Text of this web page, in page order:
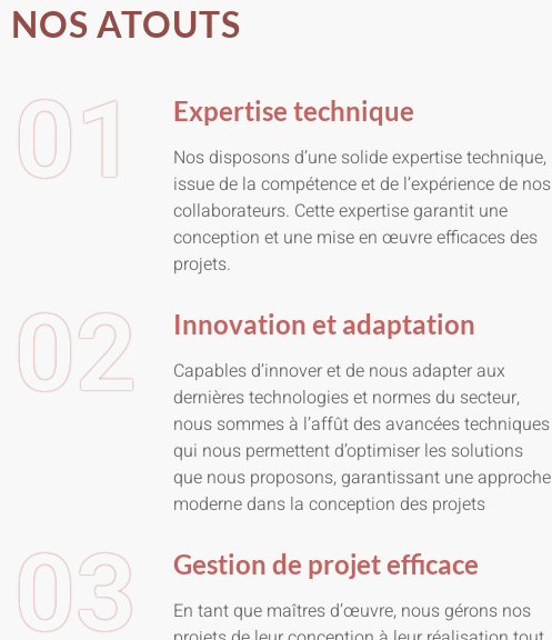
NOS ATOUTS
01 Expertise technique
Nos disposons d’une solide expertise technique,
issue de la compétence et de l’expérience de nos
collaborateurs. Cette expertise garantit une
conception et une mise en œuvre efficaces des
projets.
02 Innovation et adaptation
Capables d’innover et de nous adapter aux
dernières technologies et normes du secteur,
nous sommes à l’affût des avancées techniques
qui nous permettent d’optimiser les solutions
que nous proposons, garantissant une approche
moderne dans la conception des projets
03 Gestion de projet efficace
En tant que maîtres d’œuvre, nous gérons nos